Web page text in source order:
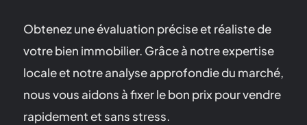
Obtenez une évaluation précise et réaliste de
votre bien immobilier. Grâce à notre expertise
locale et notre analyse approfondie du marché,
nous vous aidons à fixer le bon prix pour vendre
rapidement et sans stress.